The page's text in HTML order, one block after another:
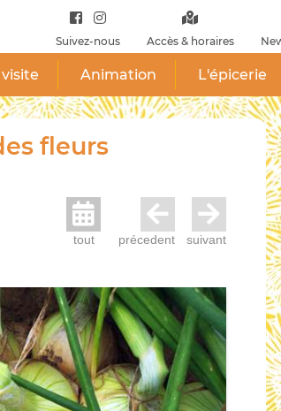
Suivez-nous Accès & horaires
Animation L'épicerie
fleurs
tout précedent suivant